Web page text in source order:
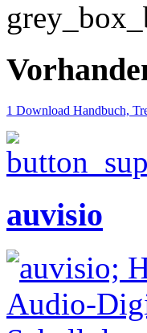
1 Download Handbuch,
auvisio